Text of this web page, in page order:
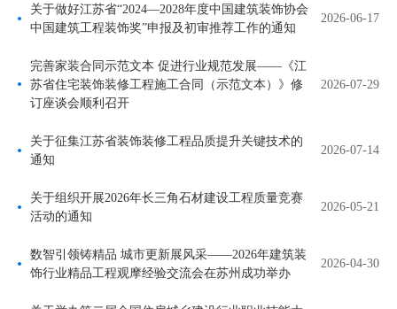
关于做好江苏省“2024—2028年度中国建筑装饰协会
中国建筑工程装饰奖”申报及初审推荐工作的通知
2026-06-17
完善家装合同示范文本 促进行业规范发展——《江
苏省住宅装饰装修工程施工合同（示范文本）》修
订座谈会顺利召开
2026-07-29
关于征集江苏省装饰装修工程品质提升关键技术的
通知
2026-07-14
关于组织开展2026年长三角石材建设工程质量竞赛
活动的通知
2026-05-21
数智引领铸精品 城市更新展风采——2026年建筑装
饰行业精品工程观摩经验交流会在苏州成功举办
2026-04-30